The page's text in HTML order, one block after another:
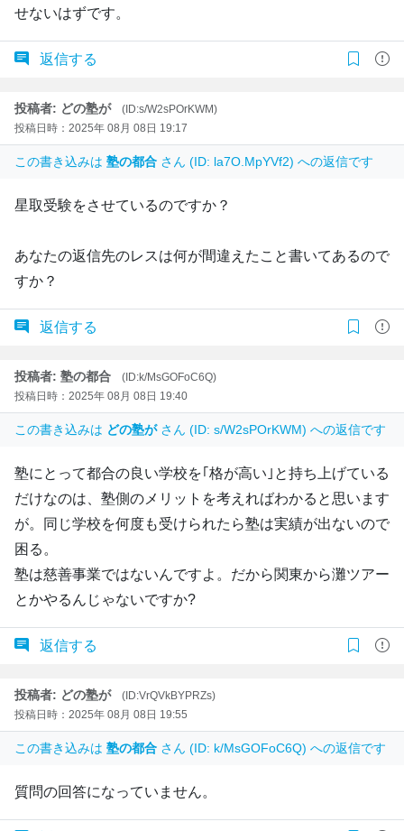
せないはずです。
返信する
投稿者: どの塾が
(ID:s/W2sPOrKWM)
投稿日時：2025年 08月 08日 19:17
この書き込みは 塾の都合 さん (ID: la7O.MpYVf2) への返信です
星取受験をさせているのですか？
あなたの返信先のレスは何が間違えたこと書いてあるので
すか？
返信する
投稿者: 塾の都合
(ID:k/MsGOFoC6Q)
投稿日時：2025年 08月 08日 19:40
この書き込みは どの塾が さん (ID: s/W2sPOrKWM) への返信です
塾にとって都合の良い学校を｢格が高い｣と持ち上げている
だけなのは、塾側のメリットを考えればわかると思います
が。同じ学校を何度も受けられたら塾は実績が出ないので
困る。
塾は慈善事業ではないんですよ。だから関東から灘ツアー
とかやるんじゃないですか?
返信する
投稿者: どの塾が
(ID:VrQVkBYPRZs)
投稿日時：2025年 08月 08日 19:55
この書き込みは 塾の都合 さん (ID: k/MsGOFoC6Q) への返信です
質問の回答になっていません。